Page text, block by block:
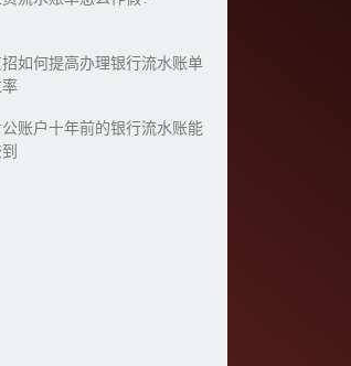
如何提高办理银行流水账单
账户十年前的银行流水账能